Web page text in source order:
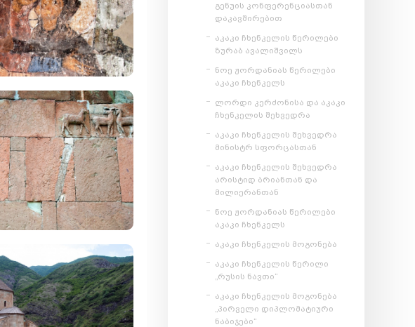
გენუის კონფერენციასთან
დაკავშირებით
აკაკი ჩხენკელის წერილები
ზურაბ ავალიშვილს
ნოე ჟორდანიას წერილები
აკაკი ჩხენკელს
ლორდი კერძონისა და აკაკი
ჩხენკელის შეხვედრა
აკაკი ჩხენკელის შეხვედრა
მინისტრ სფორცასთან
აკაკი ჩხენკელის შეხვედრა
არისტიდ ბრიანთან და
მილიერანთან
ნოე ჟორდანიას წერილები
აკაკი ჩხენკელს
აკაკი ჩხენკელის მოგონება
აკაკი ჩხენკელის წერილი
„რუსის ნავთი“
აკაკი ჩხენკელის მოგონება
„პირველი დიპლომატიური
ნაბიჯები“